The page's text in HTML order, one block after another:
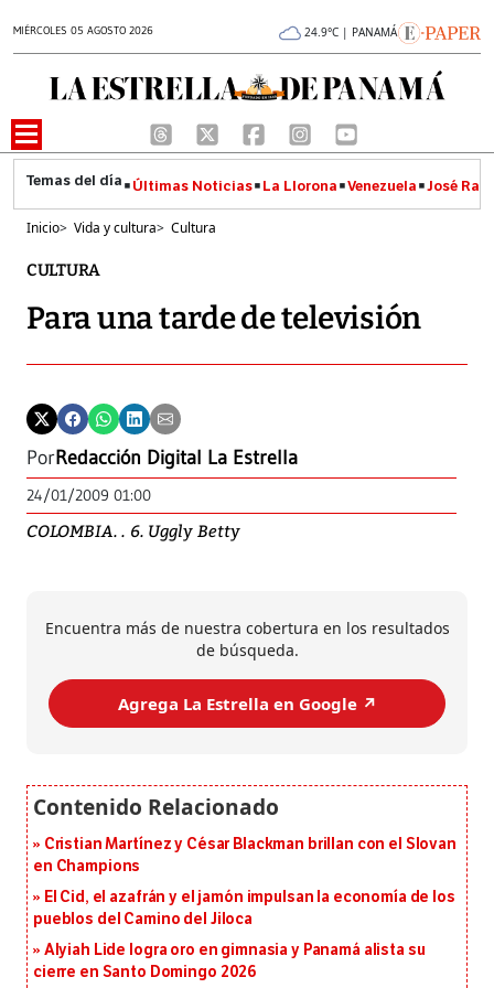
MIÉRCOLES 05 AGOSTO 2026 24.9°C | PANAMÁ
Últimas Noticias La Llorona Venezuela José
Inicio> Vida y cultura> Cultura
CULTURA
Para una tarde de televisión
PorRedacción Digital La Estrella
24/01/2009 01:00
COLOMBIA. . 6. Uggly Betty
Encuentra más de nuestra cobertura en los resultados
de búsqueda.
Agrega La Estrella en Google ↗️
Cristian Martínez y César Blackman brillan con el Slovan
en Champions
El Cid, el azafrán y el jamón impulsan la economía de los
pueblos del Camino del Jiloca
Alyiah Lide logra oro en gimnasia y Panamá alista su
cierre en Santo Domingo 2026